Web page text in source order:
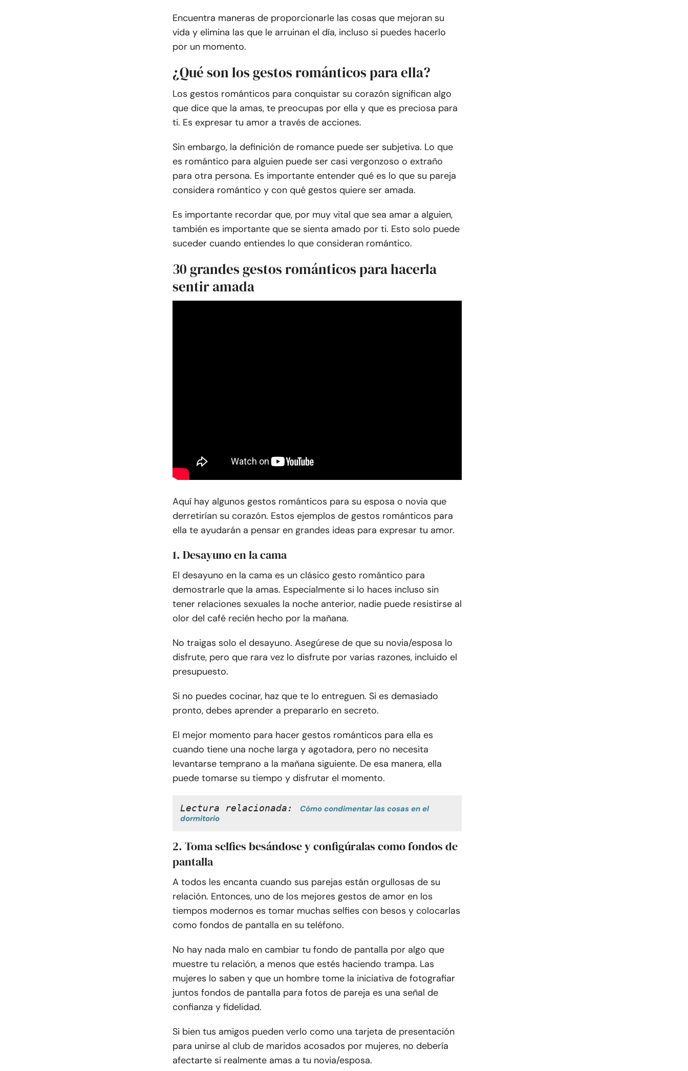
Encuentra maneras de proporcionarle las cosas que mejoran su
vida y elimina las que le arruinan el día, incluso si puedes hacerlo
por un momento.
¿Qué son los gestos románticos para ella?
Los gestos románticos para conquistar su corazón significan algo
que dice que la amas, te preocupas por ella y que es preciosa para
ti. Es expresar tu amor a través de acciones.
Sin embargo, la definición de romance puede ser subjetiva. Lo que
es romántico para alguien puede ser casi vergonzoso o extraño
para otra persona. Es importante entender qué es lo que su pareja
considera romántico y con qué gestos quiere ser amada.
Es importante recordar que, por muy vital que sea amar a alguien,
también es importante que se sienta amado por ti. Esto solo puede
suceder cuando entiendes lo que consideran romántico.
30 grandes gestos románticos para hacerla
sentir amada
Aquí hay algunos gestos románticos para su esposa o novia que
derretirían su corazón. Estos ejemplos de gestos románticos para
ella te ayudarán a pensar en grandes ideas para expresar tu amor.
1. Desayuno en la cama
El desayuno en la cama es un clásico gesto romántico para
demostrarle que la amas. Especialmente si lo haces incluso sin
tener relaciones sexuales la noche anterior, nadie puede resistirse al
olor del café recién hecho por la mañana.
No traigas solo el desayuno. Asegúrese de que su novia/esposa lo
disfrute, pero que rara vez lo disfrute por varias razones, incluido el
presupuesto.
Si no puedes cocinar, haz que te lo entreguen. Si es demasiado
pronto, debes aprender a prepararlo en secreto.
El mejor momento para hacer gestos románticos para ella es
cuando tiene una noche larga y agotadora, pero no necesita
levantarse temprano a la mañana siguiente. De esa manera, ella
puede tomarse su tiempo y disfrutar el momento.
Lectura relacionada:
Cómo condimentar las cosas en el
dormitorio
2. Toma selfies besándose y configúralas como fondos de
pantalla
A todos les encanta cuando sus parejas están orgullosas de su
relación. Entonces, uno de los mejores gestos de amor en los
tiempos modernos es tomar muchas selfies con besos y colocarlas
como fondos de pantalla en su teléfono.
No hay nada malo en cambiar tu fondo de pantalla por algo que
muestre tu relación, a menos que estés haciendo trampa. Las
mujeres lo saben y que un hombre tome la iniciativa de fotografiar
juntos fondos de pantalla para fotos de pareja es una señal de
confianza y fidelidad.
Si bien tus amigos pueden verlo como una tarjeta de presentación
para unirse al club de maridos acosados por mujeres, no debería
afectarte si realmente amas a tu novia/esposa.